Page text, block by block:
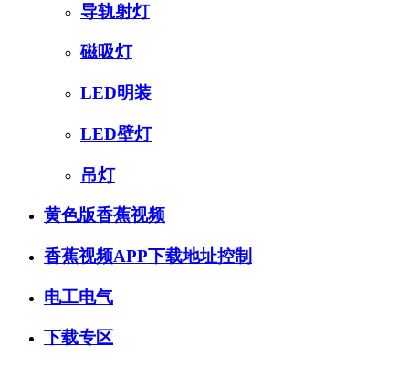
导轨射灯
磁吸灯
LED明装
LED壁灯
吊灯
黄色版香蕉视频
香蕉视频APP下载地址控制
电工电气
下载专区